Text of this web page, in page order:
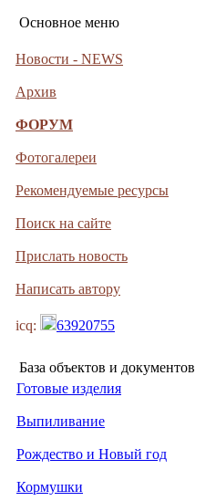
Основное меню
Новости - NEWS
Архив
ФОРУМ
Фотогалереи
Рекомендуемые ресурсы
Поиск на сайте
Прислать новость
Написать автору
icq: 63920755
База объектов и документов
Готовые изделия
Выпиливание
Рождество и Новый год
Кормушки